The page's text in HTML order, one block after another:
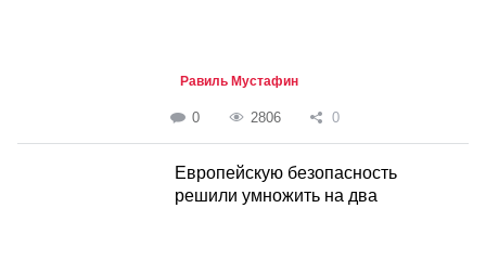
Равиль Мустафин
0 2806 0
Европейскую безопасность
решили умножить на два